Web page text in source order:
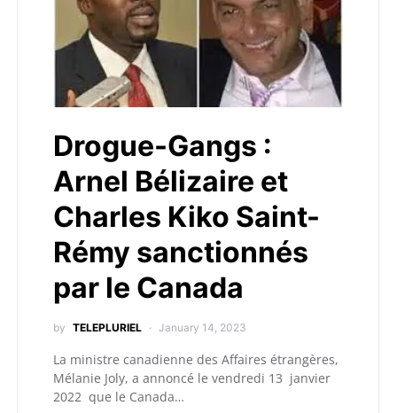
Drogue-Gangs :
Arnel Bélizaire et
Charles Kiko Saint-
Rémy sanctionnés
par le Canada
by TELEPLURIEL January 14, 2023
La ministre canadienne des Affaires étrangères,
Mélanie Joly, a annoncé le vendredi 13 janvier
2022 que le Canada…